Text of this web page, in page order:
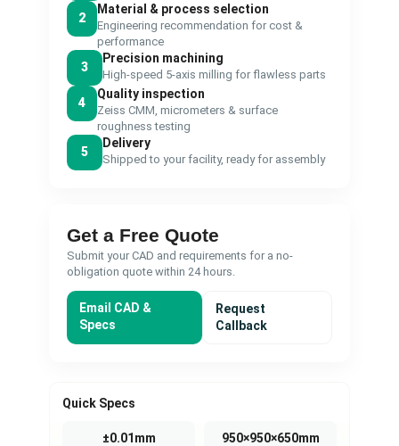
2
Material & process selection
Engineering recommendation for cost &
performance
3
Precision machining
High-speed 5-axis milling for flawless parts
4
Quality inspection
Zeiss CMM, micrometers & surface
roughness testing
5
Delivery
Shipped to your facility, ready for assembly
Get a Free Quote
Submit your CAD and requirements for a no-
obligation quote within 24 hours.
Email CAD &
Specs
Request
Callback
Quick Specs
±0.01mm 950×950×650mm